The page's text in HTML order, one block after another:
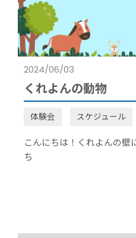
2024/06/03
くれよんの動物
体験会 スケジュール
こんにちは！くれよんの壁
ち